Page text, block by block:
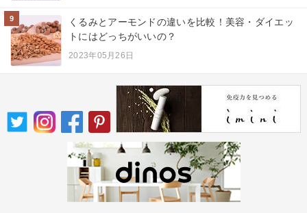
9
くるみとアーモンドの違いを比較！美容・ダイエッ
トにはどっちがいいの？
2023年05月26日